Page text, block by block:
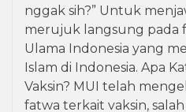
nggak sih?” Untuk
merujuk langsung pada
Ulama Indonesia yang
Islam di Indonesia. Apa
Vaksin? MUI telah
fatwa terkait vaksin,